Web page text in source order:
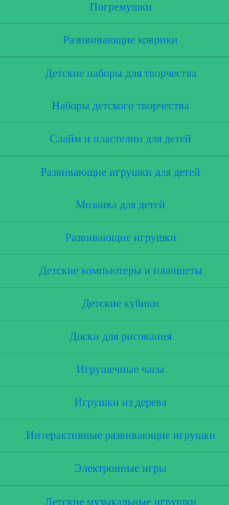
Погремушки
Разививающие коврики
Детские наборы для творчества
Наборы детского творчества
Слайм и пластелин для детей
Развивающие игрушки для детей
Мозаика для детей
Развивающие игрушки
Детские компьютеры и планшеты
Детские кубики
Доски для рисования
Игрушечные часы
Игрушки из дерева
Интерактивные развивающие игрушки
Электронные игры
Детские музыкальные игрушки